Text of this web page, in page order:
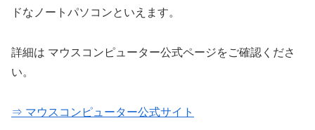
ドなノートパソコンといえます。
詳細は マウスコンピューター公式ページをご確認くださ
い。
⇒ マウスコンピューター公式サイト